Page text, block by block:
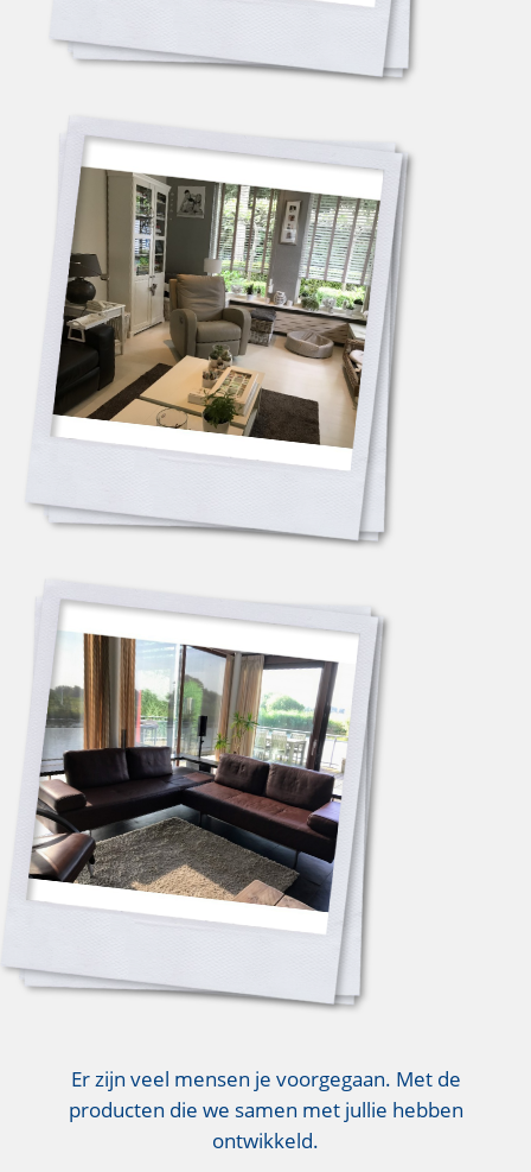
Er zijn veel mensen je voorgegaan. Met de
producten die we samen met jullie hebben
ontwikkeld.